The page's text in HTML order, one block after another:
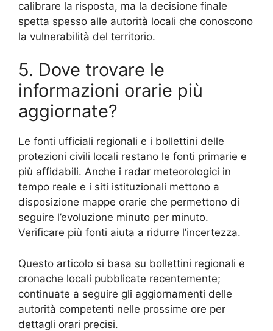
calibrare la risposta, ma la decisione finale
spetta spesso alle autorità locali che conoscono
la vulnerabilità del territorio.
5. Dove trovare le
informazioni orarie più
aggiornate?
Le fonti ufficiali regionali e i bollettini delle
protezioni civili locali restano le fonti primarie e
più affidabili. Anche i radar meteorologici in
tempo reale e i siti istituzionali mettono a
disposizione mappe orarie che permettono di
seguire l’evoluzione minuto per minuto.
Verificare più fonti aiuta a ridurre l’incertezza.
Questo articolo si basa su bollettini regionali e
cronache locali pubblicate recentemente;
continuate a seguire gli aggiornamenti delle
autorità competenti nelle prossime ore per
dettagli orari precisi.